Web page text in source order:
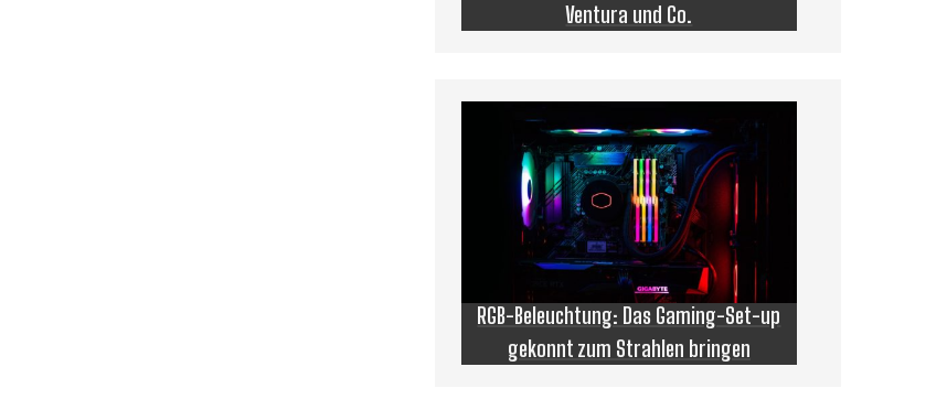
Ventura und Co.
RGB-Beleuchtung: Das Gaming-Set-up
gekonnt zum Strahlen bringen